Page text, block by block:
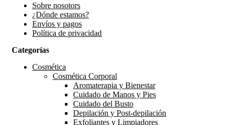
Sobre nosotors
¿Dónde estamos?
Envíos y pagos
Política de privacidad
Categorías
Cosmética
Cosmética Corporal
Aromaterapia y Bienestar
Cuidado de Manos y Pies
Cuidado del Busto
Depilación y Post-depilación
Exfoliantes y Limpiadores